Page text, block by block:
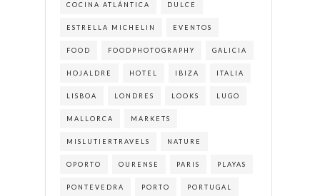
COCINA ATLÁNTICA DULCE
ESTRELLA MICHELIN EVENTOS
FOOD FOODPHOTOGRAPHY GALICIA
HOJALDRE HOTEL IBIZA ITALIA
LISBOA LONDRES LOOKS LUGO
MALLORCA MARKETS
MISLUTIERTRAVELS NATURE
OPORTO OURENSE PARIS PLAYAS
PONTEVEDRA PORTO PORTUGAL